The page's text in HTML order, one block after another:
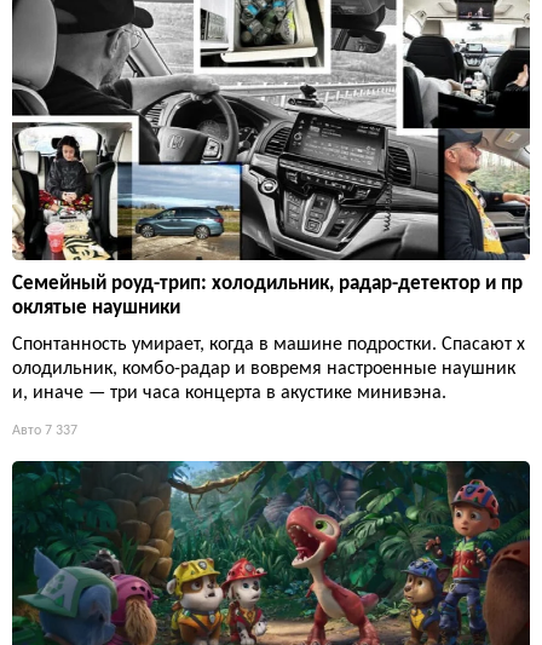
Семейный роуд-трип: холодильник, радар-детектор и пр
оклятые наушники
Спонтанность умирает, когда в машине подростки. Спасают х
олодильник, комбо-радар и вовремя настроенные наушник
и, иначе — три часа концерта в акустике минивэна.
Авто 7 337